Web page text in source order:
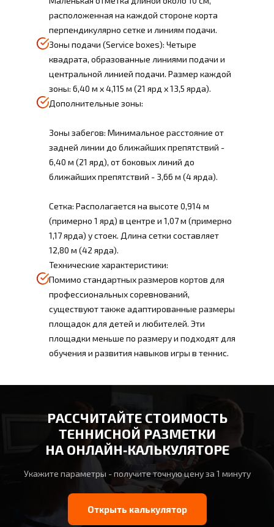
расположенная на каждой стороне корта
перпендикулярно сетке и линиям подачи.
Зоны подачи (Service boxes): Четыре
квадрата, образованные линиями подачи и
центральной линией подачи. Размер каждой
зоны: 6,40 м x 4,115 м (21 ярд x 13,5 ярда).
Дополнительные зоны:
Зоны забегов: Минимальное расстояние от
задней линии до ближайших препятствий -
6,40 м (21 ярд), от боковых линий до
ближайших препятствий - 3,66 м (4 ярда).
Сетка: Располагается на высоте 0,914 м
(примерно 1 ярд) в центре и 1,07 м (примерно
1,17 ярда) у стоек. Длина сетки составляет
12,80 м (42 ярда).
Технические характеристики:
Помимо стандартных размеров кортов для
профессиональных соревнований,
существуют также адаптированные размеры
площадок для детей и любителей. Эти
площадки меньше по размеру и подходят для
обучения и развития навыков игры в теннис.
РАССЧИТАЙТЕ СТОИМОСТЬ
ТЕННИСНОЙ РАЗМЕТКИ
НА ОНЛАЙН‑КАЛЬКУЛЯТОРЕ
Укажите параметры - получите точную цену за 1 минуту
Открыть калькулятор